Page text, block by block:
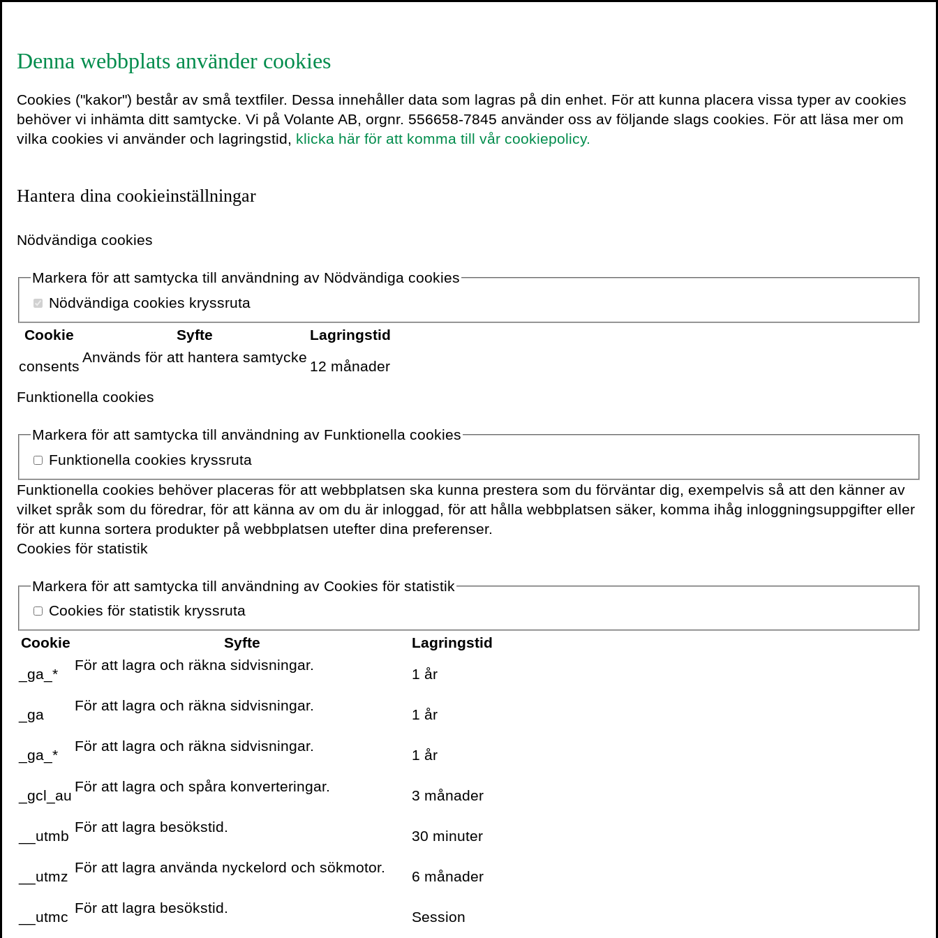
Jonna Bornemark.
Foto: Linnéa Jonasson
Bernholm/Appendix
Fotografi
13 oktober 2020
VOLANTE PÅFACEBOOK VOLANTE PÅTWITTER
Information om böcker,
evenemang levereras
ungefär en gång i veckan till
din inbox
Stora Nygatan 7
Denna webbplats använder cookies
Cookies ("kakor") består av små textfiler. Dessa innehåller data som lagras på din enhet. För att kunna placera vissa typer av cookies
behöver vi inhämta ditt samtycke. Vi på Volante AB, orgnr. 556658-7845 använder oss av följande slags cookies. För att läsa mer om
vilka cookies vi använder och lagringstid, klicka här för att komma till vår cookiepolicy.
Hantera dina cookieinställningar
Nödvändiga cookies
Markera för att samtycka till användning av Nödvändiga cookies
Nödvändiga cookies kryssruta
Cookie Syfte
Lagringstid
consents
Används för att hantera samtycke
12 månader
Funktionella cookies
Markera för att samtycka till användning av Funktionella cookies
Funktionella cookies kryssruta
Funktionella cookies behöver placeras för att webbplatsen ska kunna prestera som du förväntar dig, exempelvis så att den känner av
vilket språk som du föredrar, för att känna av om du är inloggad, för att hålla webbplatsen säker, komma ihåg inloggningsuppgifter eller
för att kunna sortera produkter på webbplatsen utefter dina preferenser.
Cookies för statistik
Markera för att samtycka till användning av Cookies för statistik
Cookies för statistik kryssruta
Cookie Syfte
Lagringstid
_ga_*
För att lagra och räkna sidvisningar.
1 år
_ga
För att lagra och räkna sidvisningar.
1 år
_ga_*
För att lagra och räkna sidvisningar.
1 år
_gcl_au
För att lagra och spåra konverteringar.
3 månader
__utmb
För att lagra besökstid.
30 minuter
__utmz
För att lagra använda nyckelord och sökmotor.
6 månader
__utmc
För att lagra besökstid.
Session